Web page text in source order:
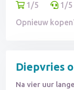
1/5
1/5
Opnieuw
Diepvries
Na vier uur